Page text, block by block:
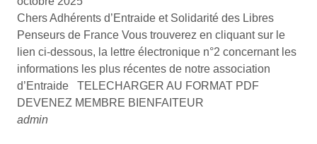
Chers Adhérents d’Entraide et Solidarité des Libres
Penseurs de France Vous trouverez en cliquant sur le
lien ci-dessous, la lettre électronique n°2 concernant les
informations les plus récentes de notre association
d’Entraide TELECHARGER AU FORMAT PDF
DEVENEZ MEMBRE BIENFAITEUR
admin